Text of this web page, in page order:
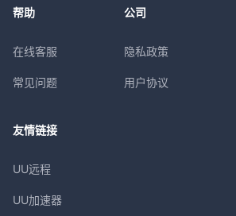
帮助
在线客服
常见问题
公司
隐私政策
用户协议
友情链接
UU远程
UU加速器